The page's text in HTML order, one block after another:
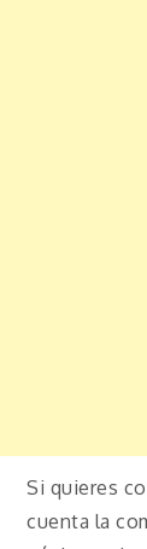
Si quieres
cuenta la